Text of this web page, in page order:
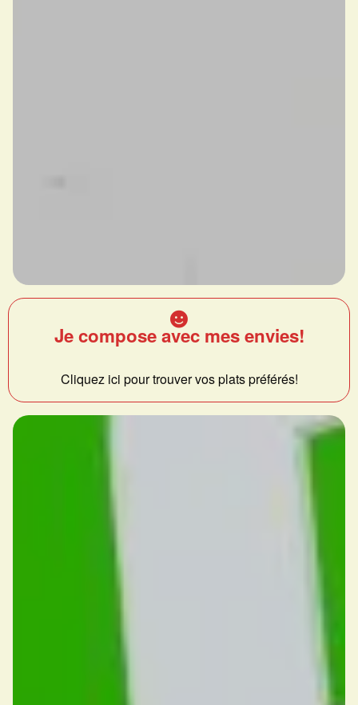
Je compose avec mes envies!
Cliquez ici pour trouver vos plats préférés!